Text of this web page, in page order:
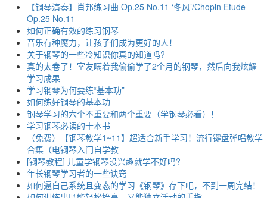
【钢琴演奏】肖邦练习曲 Op.25 No.11 ‘冬风’/Chopin Etude
Op.25 No.11
如何正确有效的练习钢琴
音乐有种魔力，让孩子们成为更好的人！
关于钢琴的一些冷知识你真的知道吗?
真的太卷了！室友瞒着我偷偷学了2个月的钢琴，然后向我炫耀
学习成果
学习钢琴为何要练“基本功”
如何练好钢琴的基本功
钢琴学习的六个不重要和两个重要（学钢琴必看）！
学习钢琴必读的十本书
（免费）【钢琴教学1~11】超适合新手学习！流行键盘弹唱教学
合集（电钢琴入门自学教
[钢琴教程] 儿童学钢琴没兴趣就学不好吗?
年长钢琴学习者的一些诀窍
如何逼自己系统且变态的学习《钢琴》存下吧，不到一周完结！